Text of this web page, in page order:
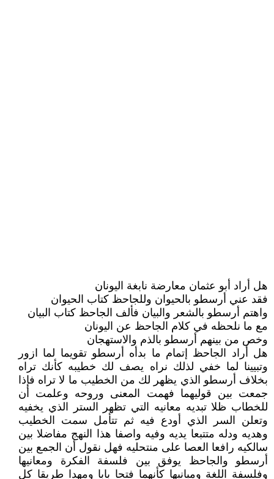
هل أراد أبو عثمان معارضة نابغة اليونان
فقد عني أرسطو بالحيوان وللجاحظ كتاب الحيوان
واهتم أرسطو بالشعر والبيان فألف الجاحظ كتاب البيان
مع ما نلحظه في كلام الجاحظ عن اليونان
وخص من بينهم أرسطو بالذم والاستهجان
هل أراد الجاحظ إتمام ما بدأه أرسطو تقويما لما ازور
وتبيينا لما خفي لذلك نراه يصف لك خطيبه كأنك تراه
بخلاف أرسطو الذي يظهر لك من الخطيب ما لا تراه فإذا
جمعت بين قوليهما فهمت المعنى وروحه وعلمت أن
للخطاب ظلا تبديه معانيه التي تظهر الستر الذي يخفيه
وتعلن السر الذي أودع فيه ثم تتأمل سمت الخطيب
وهديه ودله متتبعا يديه وفيه واصفا هذا النهج مفاضلا بين
سالكيه رافعا العصا على منتحليه فهل نقول أن الجمع بين
أرسطو والجاحظ يوفق بين فلسفة الفكرة ومعانيها
وفلسفة اللغة ومبانيها كأنهما فتحا بابا ومهدا طريقا كل